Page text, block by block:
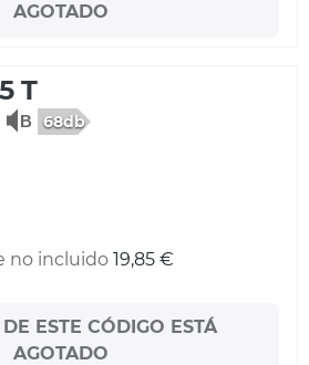
AGOTADO
T
68db
no incluido 19,85 €
ESTE CÓDIGO ESTÁ
AGOTADO